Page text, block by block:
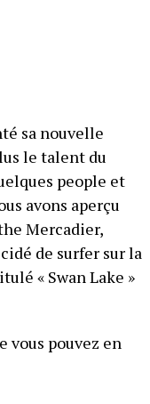
sa nouvelle
le talent du
people et
avons aperçu
Mercadier,
de surfer sur la
« Swan Lake »
vous pouvez en